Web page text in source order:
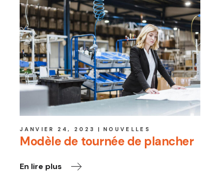
JANVIER 24, 2023 NOUVELLES
Modèle de tournée de plancher
En lire plus